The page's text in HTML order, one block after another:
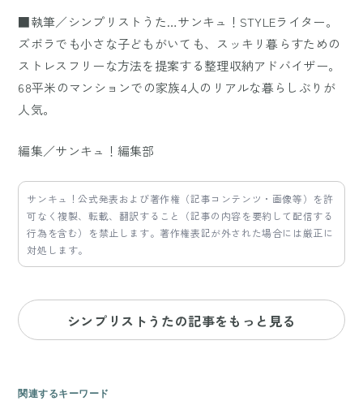
■執筆／シンプリストうた…サンキュ！STYLEライター。
ズボラでも小さな子どもがいても、スッキリ暮らすための
ストレスフリーな方法を提案する整理収納アドバイザー。
68平米のマンションでの家族4人のリアルな暮らしぶりが
人気。
編集／サンキュ！編集部
サンキュ！公式発表および著作権（記事コンテンツ・画像等）を許
可なく複製、転載、翻訳すること（記事の内容を要約して配信する
行為を含む）を禁止します。著作権表記が外された場合には厳正に
対処します。
シンプリストうたの記事をもっと見る
関連するキーワード